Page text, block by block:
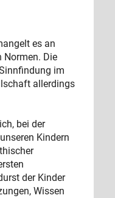
es an
Normen. Die
im
allerdings
bei der
Kindern
der Kinder
Wissen